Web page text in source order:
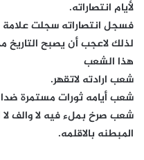
لأيام انتصاراته.
فسجل انتصاراته سجلت علامة
لذلك لاعجب أن يصبح التاريخ
هذا الشعب
شعب ارادته لاتقهر.
شعب أيامه ثورات مستمرة
شعب صرخ بملء فيه لا والف لا
المبطنه بالاقلمه.